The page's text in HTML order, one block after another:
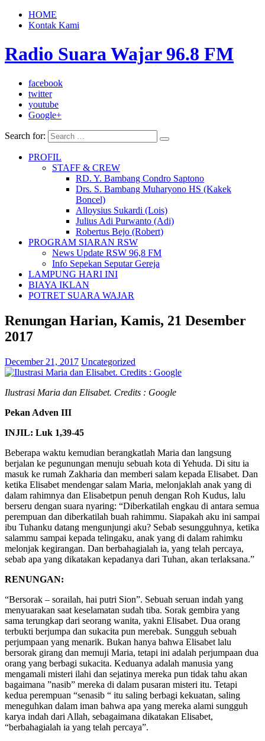
HOME
Kontak Kami
Radio Suara Wajar 96.8 FM
facebook
twitter
youtube
Google+
Search for:
PROFIL
STAFF & CREW
RD. Y. Bambang Condro Saptono
Drs. S. Bambang Muharyono HS (Kakek
Boncel)
Alloysius Sukardi (Lois)
Julius Adi Purwanto (Adi)
Robertus Bejo (Robert)
PROGRAM SIARAN RSW
News Update RSW 96,8 FM
Info Sepekan Seputar Gereja
LAMPUNG HARI INI
BIAYA IKLAN
POTRET SUARA WAJAR
Renungan Harian, Kamis, 21 Desember
2017
December 21, 2017 Uncategorized
Ilustrasi Maria dan Elisabet. Credits : Google
Pekan Adven III
INJIL: Luk 1,39-45
Beberapa waktu kemudian berangkatlah Maria dan langsung
berjalan ke pegunungan menuju sebuah kota di Yehuda. Di situ ia
masuk ke rumah Zakharia dan memberi salam kepada Elisabet. Dan
ketika Elisabet mendengar salam Maria, melonjaklah anak yang di
dalam rahimnya dan Elisabetpun penuh dengan Roh Kudus, lalu
berseru dengan suara nyaring: “Diberkatilah engkau di antara semua
perempuan dan diberkatilah buah rahimmu. Siapakah aku ini sampai
ibu Tuhanku datang mengunjungi aku? Sebab sesungguhnya, ketika
salammu sampai kepada telingaku, anak yang di dalam rahimku
melonjak kegirangan. Dan berbahagialah ia, yang telah percaya,
sebab apa yang dikatakan kepadanya dari Tuhan, akan terlaksana.”
RENUNGAN:
“Bersorak – sorailah, hai putri Sion”. Sebuah seruan indah yang
menyuarakan saat keselamatan sudah tiba. Sorak gembira yang
sama terungkap dari seorang wanita, yakni Elisabet. Dua orang
terbukti berjumpa dan sukacita pun merebak. Sungguh sebuah
perjumpaan yang menarik. Bukan hanya bahwa Elisabet lalu
bersorak girang dan memuji Maria, tetapi ini adalah perjumpaan dua
orang yang berbagi sukacita. Keduanya adalah manusia yang
mengamali misteri ilahi dan sejatinya mereka pun tidak tahu akan
bagaimana ”nasib” mereka di dalam pusaran misteri itu. Tetapi
kedua perempuan “senasib “ itu saling berbagi kekuatan, saling
meneguhkan dalam iman bahwa apa yang mereka alami sungguh
karya indah dari Allah, sebagaimana dikatakan Elisabet,
“berbahagialah ia yang telah percaya”.